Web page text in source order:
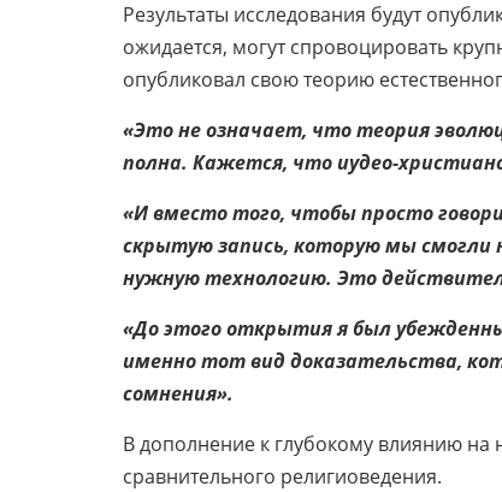
Результаты исследования будут
ожидается, могут спровоцировать
опубликовал свою теорию
«Это не означает, что теория
полна. Кажется, что иудео-
«И вместо того, чтобы просто
скрытую запись, которую мы смогли
нужную технологию. Это
«До этого открытия я был
именно тот вид доказательства,
сомнения».
В дополнение к глубокому влиянию
сравнительного религиоведения.